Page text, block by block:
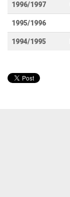
1996/1997
1995/1996
1994/1995